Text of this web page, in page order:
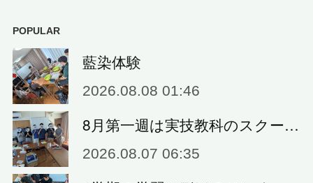
POPULAR
藍染体験
2026.08.08 01:46
8月第一週は実技教科のスクー…
2026.08.07 06:35